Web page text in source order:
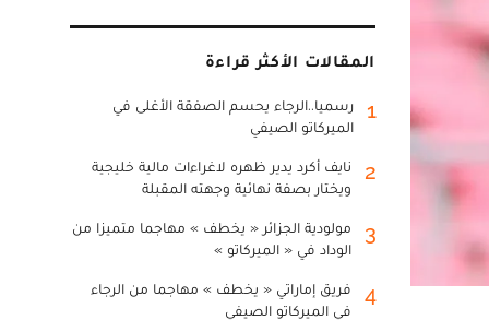
المقالات الأكثر قراءة
1
رسميا..الرجاء يحسم الصفقة الأغلى في
الميركاتو الصيفي
2
نايف أكرد يدير ظهره لاغراءات مالية خليجية
ويختار بصفة نهائية وجهته المقبلة
3
مولودية الجزائر « يخطف » مهاجما متميزا من
الوداد في « الميركاتو »
4
فريق إماراتي « يخطف » مهاجما من الرجاء
في الميركاتو الصيفي